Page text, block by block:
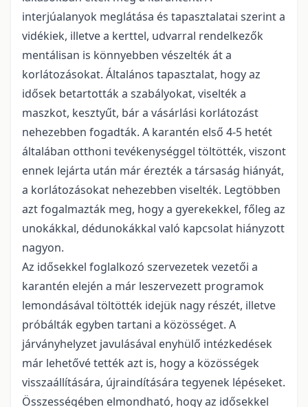
interjúalanyok meglátása és tapasztalatai szerint a
vidékiek, illetve a kerttel, udvarral rendelkezők
mentálisan is könnyebben vészelték át a
korlátozásokat. Általános tapasztalat, hogy az
idősek betartották a szabályokat, viselték a
maszkot, kesztyűt, bár a vásárlási korlátozást
nehezebben fogadták. A karantén első 4-5 hetét
általában otthoni tevékenységgel töltötték, viszont
ennek lejárta után már érezték a társaság hiányát,
a korlátozásokat nehezebben viselték. Legtöbben
azt fogalmazták meg, hogy a gyerekekkel, főleg az
unokákkal, dédunokákkal való kapcsolat hiányzott
nagyon.
Az idősekkel foglalkozó szervezetek vezetői a
karantén elején a már leszervezett programok
lemondásával töltötték idejük nagy részét, illetve
próbálták egyben tartani a közösséget. A
járványhelyzet javulásával enyhülő intézkedések
már lehetővé tették azt is, hogy a közösségek
visszaállítására, újraindítására tegyenek lépéseket.
Összességében elmondható, hogy az idősekkel